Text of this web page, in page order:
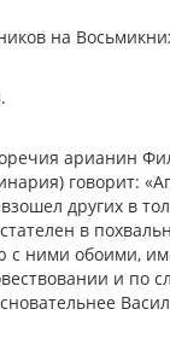
на
арианин
говорит:
других в
в
с ними обоими,
и по